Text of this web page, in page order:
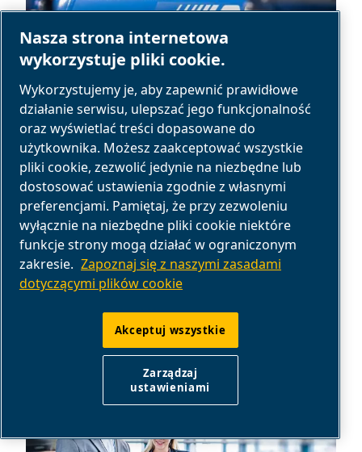
PRODUKTY
ASORTYMENT PRODUKTÓW
Sprężarki tłokowe, sprężarki śrubowe,
narzędzia pneumatyczne, części i wiele
innych. Poznaj ofertę produktów ABAC.
Znajdź produkty
Nasza strona internetowa
wykorzystuje pliki cookie.
Wykorzystujemy je, aby zapewnić prawidłowe
działanie serwisu, ulepszać jego funkcjonalność
oraz wyświetlać treści dopasowane do
użytkownika. Możesz zaakceptować wszystkie
pliki cookie, zezwolić jedynie na niezbędne lub
dostosować ustawienia zgodnie z własnymi
preferencjami. Pamiętaj, że przy zezwoleniu
wyłącznie na niezbędne pliki cookie niektóre
funkcje strony mogą działać w ograniczonym
zakresie. Zapoznaj się z naszymi zasadami
dotyczącymi plików cookie
Akceptuj wszystkie
Zarządzaj
ustawieniami